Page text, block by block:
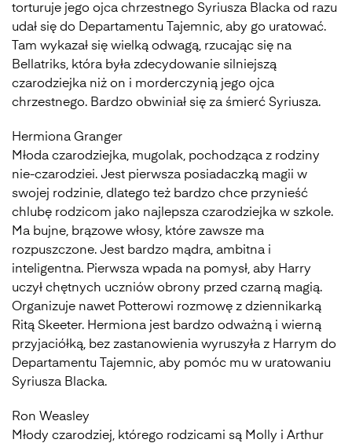
torturuje jego ojca chrzestnego Syriusza Blacka od razu
udał się do Departamentu Tajemnic, aby go uratować.
Tam wykazał się wielką odwagą, rzucając się na
Bellatriks, która była zdecydowanie silniejszą
czarodziejka niż on i morderczynią jego ojca
chrzestnego. Bardzo obwiniał się za śmierć Syriusza.
Hermiona Granger
Młoda czarodziejka, mugolak, pochodząca z rodziny
nie-czarodziei. Jest pierwsza posiadaczką magii w
swojej rodzinie, dlatego też bardzo chce przynieść
chlubę rodzicom jako najlepsza czarodziejka w szkole.
Ma bujne, brązowe włosy, które zawsze ma
rozpuszczone. Jest bardzo mądra, ambitna i
inteligentna. Pierwsza wpada na pomysł, aby Harry
uczył chętnych uczniów obrony przed czarną magią.
Organizuje nawet Potterowi rozmowę z dziennikarką
Ritą Skeeter. Hermiona jest bardzo odważną i wierną
przyjaciółką, bez zastanowienia wyruszyła z Harrym do
Departamentu Tajemnic, aby pomóc mu w uratowaniu
Syriusza Blacka.
Ron Weasley
Młody czarodziej, którego rodzicami są Molly i Arthur